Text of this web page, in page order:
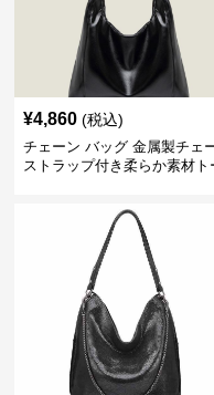
¥4,860 (税込)
チェーン バッグ 金属製チェ
ストラップ付き柔らか素材ト